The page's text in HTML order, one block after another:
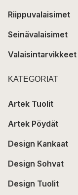
Riippuvalaisimet
Seinävalaisimet
Valaisintarvikkeet
KATEGORIAT
Artek Tuolit
Artek Pöydät
Design Kankaat
Design Sohvat
Design Tuolit